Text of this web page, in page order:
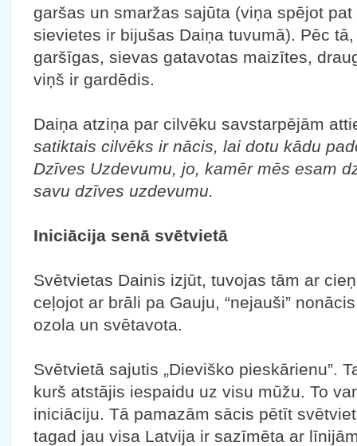
garšas un smaržas sajūta (viņa spējot
sievietes ir bijušas Daiņa tuvumā). Pēc
garšīgas, sievas gatavotas maizītes,
viņš ir gardēdis.
Daiņa atziņa par cilvēku savstarpējām
satiktais cilvēks ir nācis, lai dotu kādu
Dzīves Uzdevumu, jo, kamēr mēs esam
savu dzīves uzdevumu.
Iniciācija senā svētvietā
Svētvietas Dainis izjūt, tuvojas tām ar
ceļojot ar brāli pa Gauju, “nejauši”
ozola un svētavota.
Svētvietā sajutis „Dieviško pieskārienu”.
kurš atstājis iespaidu uz visu mūžu. To
iniciāciju. Tā pamazām sācis pētīt
tagad jau visa Latvija ir sazīmēta ar